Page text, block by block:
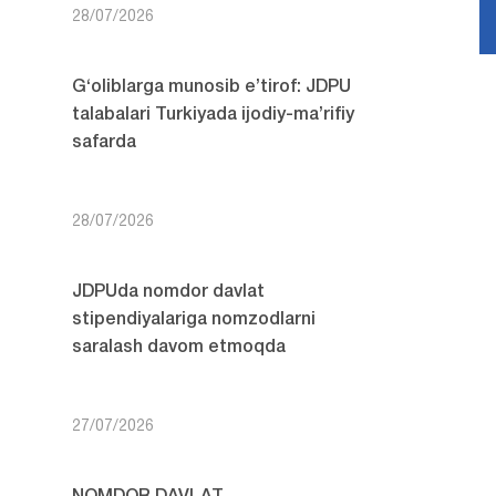
28/07/2026
G‘oliblarga munosib e’tirof: JDPU
talabalari Turkiyada ijodiy-ma’rifiy
safarda
28/07/2026
JDPUda nomdor davlat
stipendiyalariga nomzodlarni
saralash davom etmoqda
27/07/2026